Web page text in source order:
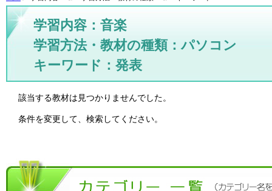
学習内容：音楽
学習方法・教材の種類：パソコン
キーワード：発表
該当する教材は見つかりませんでした。
条件を変更して、検索してください。